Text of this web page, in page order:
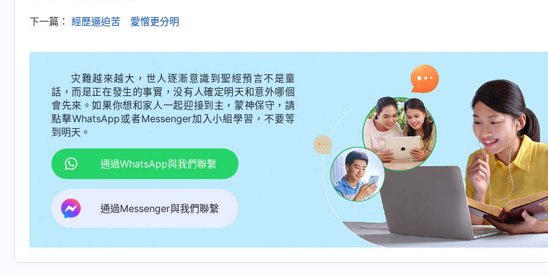
彼得説的話：「我喝的苦杯你必須得喝（這是耶穌復活以後説的），我所走的路你必定要走，你要為我捨
《話・卷一 神的顯現與作工・彼得認識「耶穌」的過程》
蒙拯救，不該有任何選擇，神的愛激勵着我的心，我感受到神一直在陪伴着我，用話語帶領引導我，作我的
依靠。想到這兒，我倍感虧欠神，也更加恨惡自己，于是我在心裏默默向神禱告：「神哪，你為拯救我們敗
壞人類受的屈辱痛苦太大了，而我太悖逆，不明白你的心意，總想逃脱這些苦。神哪，你已為我們受盡了一
切痛苦，我能在你的苦裏有份這是你的高抬，受這樣的苦有意義、有價值，神啊，我願意順服你，願意受盡
最後的苦來滿足你，是死是活交在你的手中，任你擺布！」禱告之後，我心裏充滿了力量，有了與撒但决
的勇氣與决心，身上的傷也不覺得太疼了！
第二天審訊時，一個當官模樣的警察氣勢汹汹地衝進來，一拍桌子，怒吼道：「東西是從哪裏來的？
們的帶領是誰？」我反問他：「我做錯了什麽事？我究竟犯了什麽法？」他當即惱羞成怒，轉身拿起電
棍，眼冒凶光走過來，朝着我的頭和臉猛打，還説：「老子就是法！你能怎麽着？今天我非整死你不可！
下一篇： 經歷逼迫苦 愛憎更分明
灾難越來越大，世人逐漸意識到聖經預言不是童
話，而是正在發生的事實，没有人確定明天和意外哪個
會先來。如果你想和家人一起迎接到主，蒙神保守，請
點擊WhatsApp或者Messenger加入小組學習，不要等
到明天。
通過WhatsApp與我們聯繫
通過Messenger與我們聯繫